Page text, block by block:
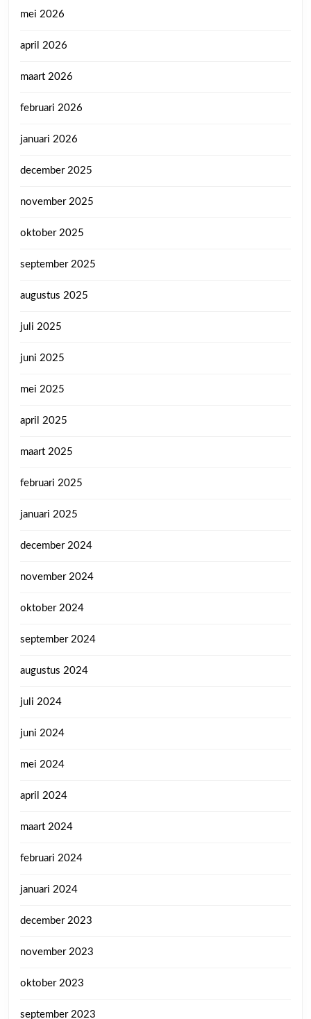
mei 2026
april 2026
maart 2026
februari 2026
januari 2026
december 2025
november 2025
oktober 2025
september 2025
augustus 2025
juli 2025
juni 2025
mei 2025
april 2025
maart 2025
februari 2025
januari 2025
december 2024
november 2024
oktober 2024
september 2024
augustus 2024
juli 2024
juni 2024
mei 2024
april 2024
maart 2024
februari 2024
januari 2024
december 2023
november 2023
oktober 2023
september 2023